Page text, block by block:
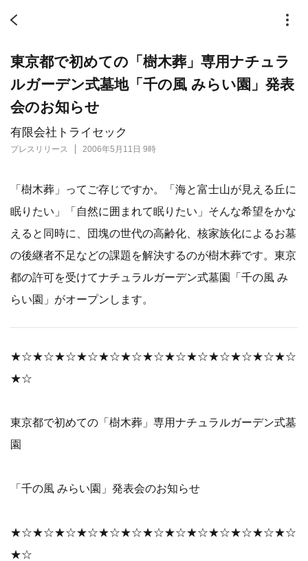
有限会社トライセック
プレスリリース 2006年5月11日 9時
東京都で初めての「樹木葬」専用ナチュラ
ルガーデン式墓地「千の風 みらい園」発表
会のお知らせ
「樹木葬」ってご存じですか。「海と富士山が見える丘に
眠りたい」「自然に囲まれて眠りたい」そんな希望をかな
えると同時に、団塊の世代の高齢化、核家族化によるお墓
の後継者不足などの課題を解決するのが樹木葬です。東京
都の許可を受けてナチュラルガーデン式墓園「千の風 み
らい園」がオープンします。
★☆★☆★☆★☆★☆★☆★☆★☆★☆★☆★☆★☆★☆
★☆
東京都で初めての「樹木葬」専用ナチュラルガーデン式墓
園
「千の風 みらい園」発表会のお知らせ
★☆★☆★☆★☆★☆★☆★☆★☆★☆★☆★☆★☆★☆
★☆